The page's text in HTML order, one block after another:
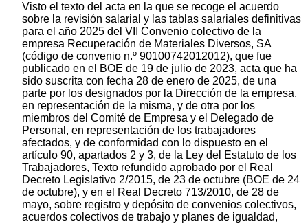
Visto el texto del acta en la que se recoge el acuerdo
sobre la revisión salarial y las tablas salariales definitivas
para el año 2025 del VII Convenio colectivo de la
empresa Recuperación de Materiales Diversos, SA
(código de convenio n.º 90100742012012), que fue
publicado en el BOE de 19 de julio de 2023, acta que ha
sido suscrita con fecha 28 de enero de 2025, de una
parte por los designados por la Dirección de la empresa,
en representación de la misma, y de otra por los
miembros del Comité de Empresa y el Delegado de
Personal, en representación de los trabajadores
afectados, y de conformidad con lo dispuesto en el
artículo 90, apartados 2 y 3, de la Ley del Estatuto de los
Trabajadores, Texto refundido aprobado por el Real
Decreto Legislativo 2/2015, de 23 de octubre (BOE de 24
de octubre), y en el Real Decreto 713/2010, de 28 de
mayo, sobre registro y depósito de convenios colectivos,
acuerdos colectivos de trabajo y planes de igualdad,